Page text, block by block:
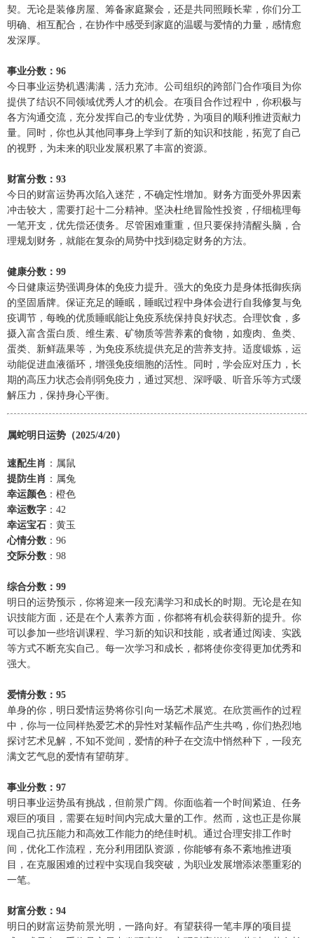
契。无论是装修房屋、筹备家庭聚会，还是共同照顾长辈，你们分工
明确、相互配合，在协作中感受到家庭的温暖与爱情的力量，感情愈
发深厚。
事业分数：96
今日事业运势机遇满满，活力充沛。公司组织的跨部门合作项目为你
提供了结识不同领域优秀人才的机会。在项目合作过程中，你积极与
各方沟通交流，充分发挥自己的专业优势，为项目的顺利推进贡献力
量。同时，你也从其他同事身上学到了新的知识和技能，拓宽了自己
的视野，为未来的职业发展积累了丰富的资源。
财富分数：93
今日的财富运势再次陷入迷茫，不确定性增加。财务方面受外界因素
冲击较大，需要打起十二分精神。坚决杜绝冒险性投资，仔细梳理每
一笔开支，优先偿还债务。尽管困难重重，但只要保持清醒头脑，合
理规划财务，就能在复杂的局势中找到稳定财务的方法。
健康分数：99
今日健康运势强调身体的免疫力提升。强大的免疫力是身体抵御疾病
的坚固盾牌。保证充足的睡眠，睡眠过程中身体会进行自我修复与免
疫调节，每晚的优质睡眠能让免疫系统保持良好状态。合理饮食，多
摄入富含蛋白质、维生素、矿物质等营养素的食物，如瘦肉、鱼类、
蛋类、新鲜蔬果等，为免疫系统提供充足的营养支持。适度锻炼，运
动能促进血液循环，增强免疫细胞的活性。同时，学会应对压力，长
期的高压力状态会削弱免疫力，通过冥想、深呼吸、听音乐等方式缓
解压力，保持身心平衡。
属蛇明日运势（2025/4/20）
速配生肖 ：属鼠
提防生肖 ：属兔
幸运颜色：橙色
幸运数字 ：42
幸运宝石 ：黄玉
心情分数 ：96
交际分数 ：98
综合分数：99
明日的运势预示，你将迎来一段充满学习和成长的时期。无论是在知
识技能方面，还是在个人素养方面，你都将有机会获得新的提升。你
可以参加一些培训课程、学习新的知识和技能，或者通过阅读、实践
等方式不断充实自己。每一次学习和成长，都将使你变得更加优秀和
强大。
爱情分数：95
单身的你，明日爱情运势将你引向一场艺术展览。在欣赏画作的过程
中，你与一位同样热爱艺术的异性对某幅作品产生共鸣，你们热烈地
探讨艺术见解，不知不觉间，爱情的种子在交流中悄然种下，一段充
满文艺气息的爱情有望萌芽。
事业分数：97
明日事业运势虽有挑战，但前景广阔。你面临着一个时间紧迫、任务
艰巨的项目，需要在短时间内完成大量的工作。然而，这也正是你展
现自己抗压能力和高效工作能力的绝佳时机。通过合理安排工作时
间，优化工作流程，充分利用团队资源，你能够有条不紊地推进项
目，在克服困难的过程中实现自我突破，为职业发展增添浓墨重彩的
一笔。
财富分数：94
明日的财富运势前景光明，一路向好。有望获得一笔丰厚的项目提